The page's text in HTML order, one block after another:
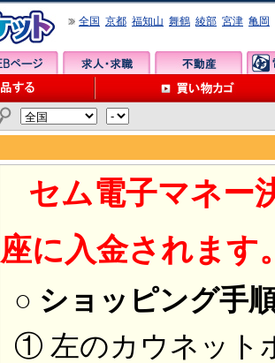
全国 京都 福知山 舞鶴 綾部 宮津 亀岡
セム電子マネー
座に入金されます
○ ショッピング手
① 左のカウネット